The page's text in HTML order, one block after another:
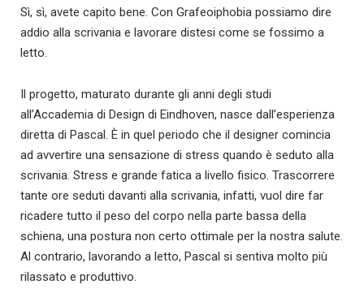
Sì, sì, avete capito bene. Con Grafeoiphobia possiamo dire
addio alla scrivania e lavorare distesi come se fossimo a
letto.
Il progetto, maturato durante gli anni degli studi
all’Accademia di Design di Eindhoven, nasce dall’esperienza
diretta di Pascal. È in quel periodo che il designer comincia
ad avvertire una sensazione di stress quando è seduto alla
scrivania. Stress e grande fatica a livello fisico. Trascorrere
tante ore seduti davanti alla scrivania, infatti, vuol dire far
ricadere tutto il peso del corpo nella parte bassa della
schiena, una postura non certo ottimale per la nostra salute.
Al contrario, lavorando a letto, Pascal si sentiva molto più
rilassato e produttivo.